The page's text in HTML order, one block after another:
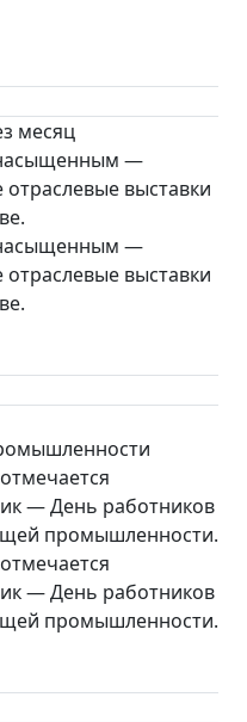
месяц
—
отраслевые выставки
—
отраслевые выставки
— День работников
промышленности.
— День работников
промышленности.